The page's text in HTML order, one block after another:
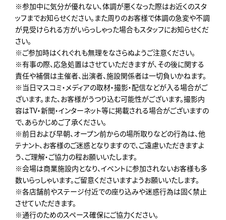
※参加中に気分が優れない、体調が悪くなった際はお近くのスタ
ッフまでお知らせください。また周りのお客様で体調の急変や不調
が見受けられる方がいらっしゃった場合もスタッフにお知らせくだ
さい。
※ご参加時はくれぐれも無理をなさらぬようご注意ください。
※有事の際、応急処置はさせていただきますが、その後に関する
責任や補償は主催者、出演者、施設関係者は一切負いかねます。
※当日マスコミ・メディアの取材・撮影・配信などが入る場合がご
ざいます。また、お客様がうつり込む可能性がございます。撮影内
容はTV・新聞・インターネット等に掲載される場合がございますの
で、あらかじめご了承ください。
※前日および早朝、オープン前からの場所取りなどの行為は、他
テナント、お客様のご迷惑となりますので、ご遠慮いただきますよ
う、ご理解・ご協力の程お願いいたします。
※会場は商業施設内となり、イベントに参加されないお客様も多
数いらっしゃいます。ご留意くださいますようお願いいたします。
※各店舗前やステージ付近での座り込みや迷惑行為は固く禁止
させていただきます。
※通行のためのスペース確保にご協力ください。